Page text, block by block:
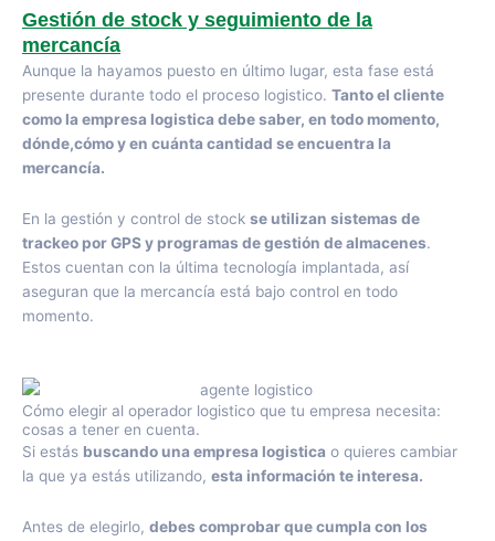
Gestión de stock y seguimiento de la
mercancía
Aunque la hayamos puesto en último lugar, esta fase está
presente durante todo el proceso logistico. Tanto el cliente
como la empresa logistica debe saber, en todo momento,
dónde,cómo y en cuánta cantidad se encuentra la
mercancía.
En la gestión y control de stock se utilizan sistemas de
trackeo por GPS y programas de gestión de almacenes.
Estos cuentan con la última tecnología implantada, así
aseguran que la mercancía está bajo control en todo
momento.
Cómo elegir al operador logistico que tu empresa necesita:
cosas a tener en cuenta.
Si estás buscando una empresa logistica o quieres cambiar
la que ya estás utilizando, esta información te interesa.
Antes de elegirlo, debes comprobar que cumpla con los